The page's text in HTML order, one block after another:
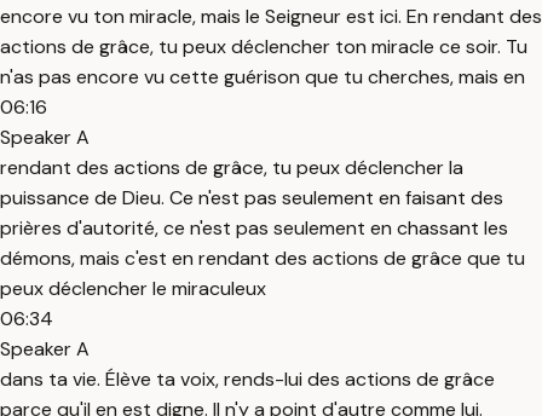
encore vu ton miracle, mais le Seigneur est ici. En rendant des
actions de grâce, tu peux déclencher ton miracle ce soir. Tu
n'as pas encore vu cette guérison que tu cherches, mais en
06:16
Speaker A
rendant des actions de grâce, tu peux déclencher la
puissance de Dieu. Ce n'est pas seulement en faisant des
prières d'autorité, ce n'est pas seulement en chassant les
démons, mais c'est en rendant des actions de grâce que tu
peux déclencher le miraculeux
06:34
Speaker A
dans ta vie. Élève ta voix, rends-lui des actions de grâce
parce qu'il en est digne. Il n'y a point d'autre comme lui.